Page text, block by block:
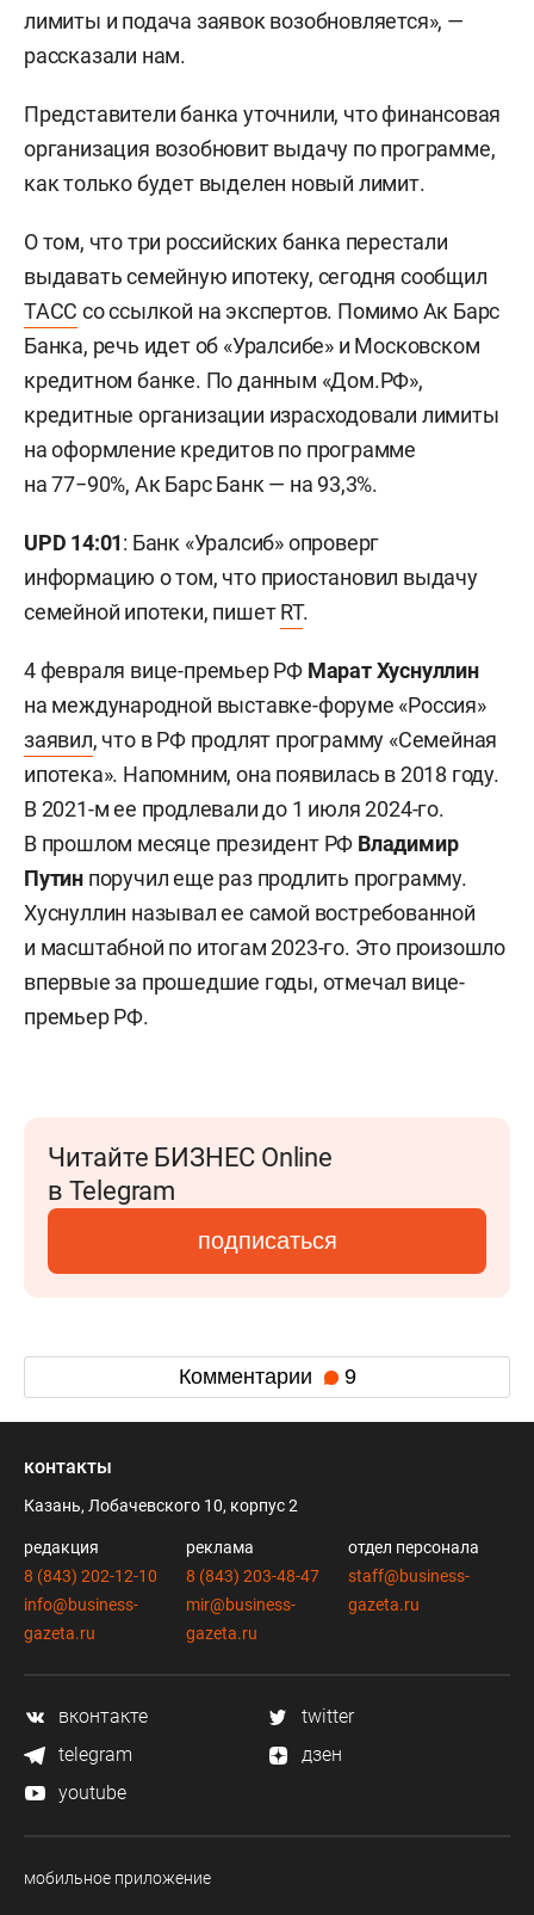
лимиты и подача заявок возобновляется», —
рассказали нам.
Представители банка уточнили, что финансовая
организация возобновит выдачу по программе,
как только будет выделен новый лимит.
О том, что три российских банка перестали
выдавать семейную ипотеку, сегодня сообщил
ТАСС со ссылкой на экспертов. Помимо Ак Барс
Банка, речь идет об «Уралсибе» и Московском
кредитном банке. По данным «Дом.РФ»,
кредитные организации израсходовали лимиты
на оформление кредитов по программе
на 77−90%, Ак Барс Банк — на 93,3%.
UPD 14:01: Банк «Уралсиб» опроверг
информацию о том, что приостановил выдачу
семейной ипотеки, пишетRT.
4 февраля вице-премьер РФ Марат Хуснуллин
на международной выставке-форуме «Россия»
заявил, что в РФ продлят программу «Семейная
ипотека». Напомним, она появилась в 2018 году.
В 2021-м ее продлевали до 1 июля 2024-го.
В прошлом месяце президент РФ Владимир
Путин поручил еще раз продлить программу.
Хуснуллин называл ее самой востребованной
и масштабной по итогам 2023-го. Это произошло
впервые за прошедшие годы, отмечал вице-
премьер РФ.
Читайте БИЗНЕС Online
в Telegram
подписаться
Комментарии 9
контакты
Казань, Лобачевского 10, корпус 2
редакция
8 (843) 202-12-10
info@business-
gazeta.ru
реклама
8 (843) 203-48-47
mir@business-
gazeta.ru
отдел персонала
staff@business-
gazeta.ru
вконтакте
twitter
telegram
дзен
youtube
мобильное приложение